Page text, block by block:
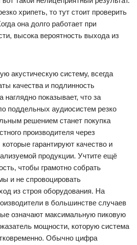
хрипеть, то тут стоит проверить
она долго работает при
высока вероятность выхода из
акустическую систему, всегда
качества и подлинность
наглядно показывает, что за
поддельных аудиосистем резко
решением станет покупка
производителя через
гарантируют качество и
продукции. Учтите ещё
чтобы грамотно собрать
и не спровоцировать
из строя оборудования. На
в большинстве случаев
означают максимальную пиковую
мощности, которую система
Обычно цифра